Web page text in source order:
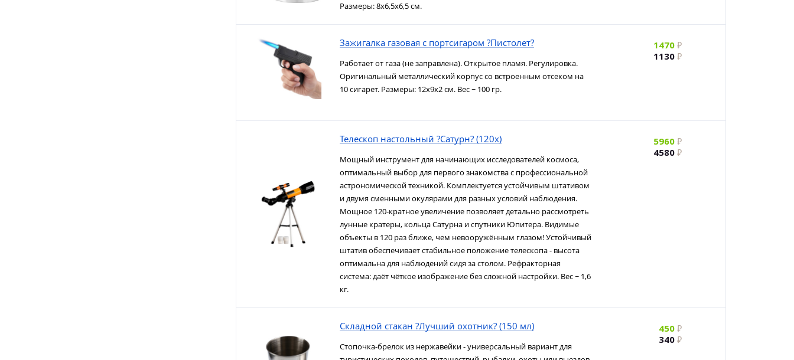
Размеры: 8х6,5х6,5 см.
Зажигалка газовая с портсигаром ?Пистолет?
Работает от газа (не заправлена). Открытое пламя. Регулировка.
Оригинальный металлический корпус со встроенным отсеком на
10 сигарет. Размеры: 12х9х2 см. Вес ~ 100 гр.
1470
1130
Телескоп настольный ?Сатурн? (120х)
Мощный инструмент для начинающих исследователей космоса,
оптимальный выбор для первого знакомства с профессиональной
астрономической техникой. Комплектуется устойчивым штативом
и двумя сменными окулярами для разных условий наблюдения.
Мощное 120-кратное увеличение позволяет детально рассмотреть
лунные кратеры, кольца Сатурна и спутники Юпитера. Видимые
объекты в 120 раз ближе, чем невооружённым глазом! Устойчивый
штатив обеспечивает стабильное положение телескопа - высота
оптимальна для наблюдений сидя за столом. Рефракторная
система: даёт чёткое изображение без сложной настройки. Вес ~ 1,6
кг.
5960
4580
Складной стакан ?Лучший охотник? (150 мл)
Стопочка-брелок из нержавейки - универсальный вариант для
450
340